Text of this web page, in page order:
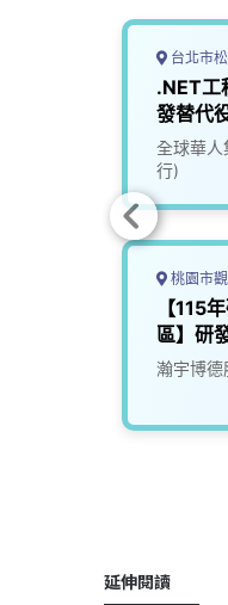
台北市
.NET工
發替代
全球華人
行)
桃園市
【115
區】研
瀚宇博德
延伸閱讀